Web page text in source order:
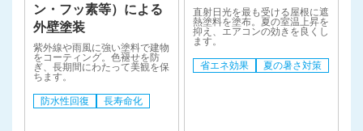
ン・フッ素等）による
外壁塗装
紫外線や雨風に強い塗料で建物
をコーティング。色褪せを防
ぎ、長期間にわたって美観を保
ちます。
防水性回復 長寿命化
直射日光を最も受ける屋根に遮
熱塗料を塗布。夏の室温上昇を
抑え、エアコンの効きを良くし
ます。
省エネ効果 夏の暑さ対策